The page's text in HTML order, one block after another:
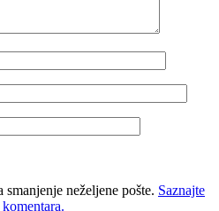
neželjene pošte. Saznajte